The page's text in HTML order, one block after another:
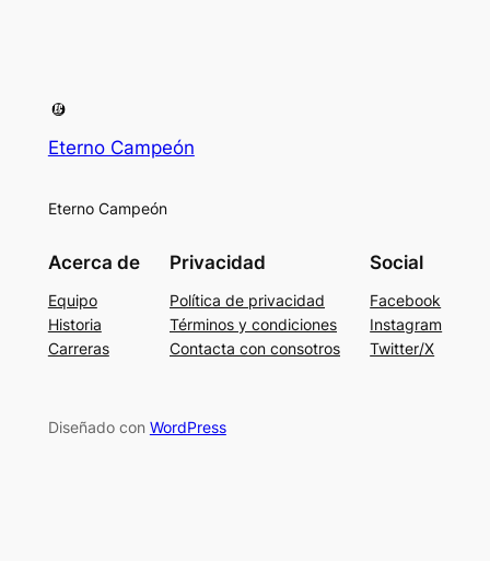
Eterno Campeón
Eterno Campeón
Acerca de
Equipo
Historia
Carreras
Privacidad
Política de privacidad
Términos y condiciones
Contacta con consotros
Social
Facebook
Instagram
Twitter/X
Diseñado con WordPress